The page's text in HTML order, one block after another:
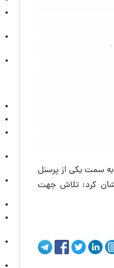
به سمت یکی از پرسنل
کرد: تلاش جهت